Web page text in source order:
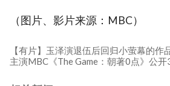
（图片、影片来源：MBC）
【有片】玉泽演退伍后回归小萤幕的作
主演MBC《The Game：朝著0点》公